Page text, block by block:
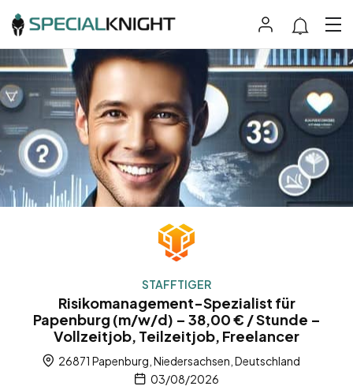
STAFFTIGER
Risikomanagement-Spezialist für
Papenburg (m/w/d) – 38,00 € / Stunde –
Vollzeitjob, Teilzeitjob, Freelancer
26871 Papenburg, Niedersachsen, Deutschland
03/08/2026